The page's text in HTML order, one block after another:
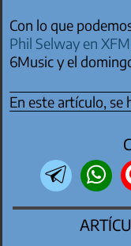
Con lo que
Phil Selway en XFM
6Music y el
En este artículo, se